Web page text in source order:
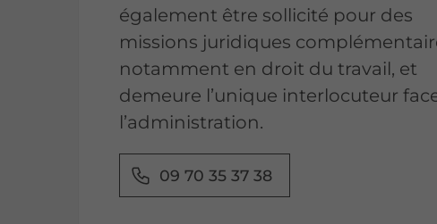
également être sollicité pour des
missions juridiques
notamment en droit du travail, et
demeure l’unique interlocuteur
l’administration.
09 70 35 37 38